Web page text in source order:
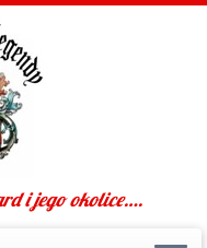
i jego okolice….